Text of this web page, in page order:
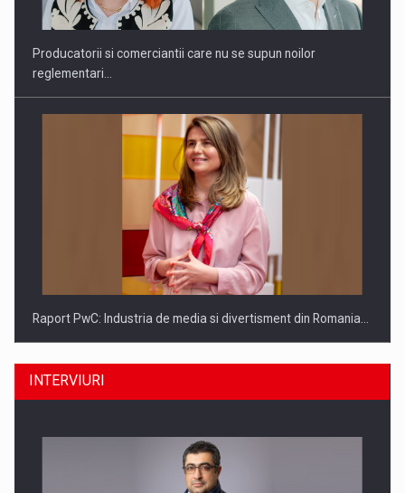
Producatorii si comerciantii care nu se supun noilor
reglementari…
Raport PwC: Industria de media si divertisment din Romania…
INTERVIURI